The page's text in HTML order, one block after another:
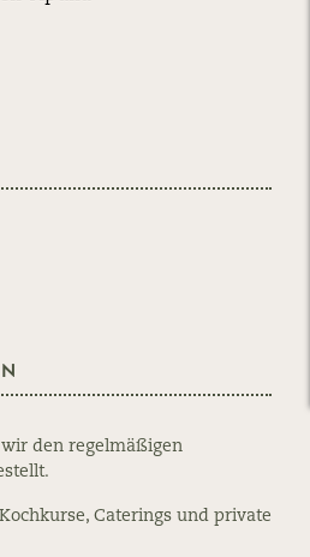
wir den regelmäßigen
Caterings und private